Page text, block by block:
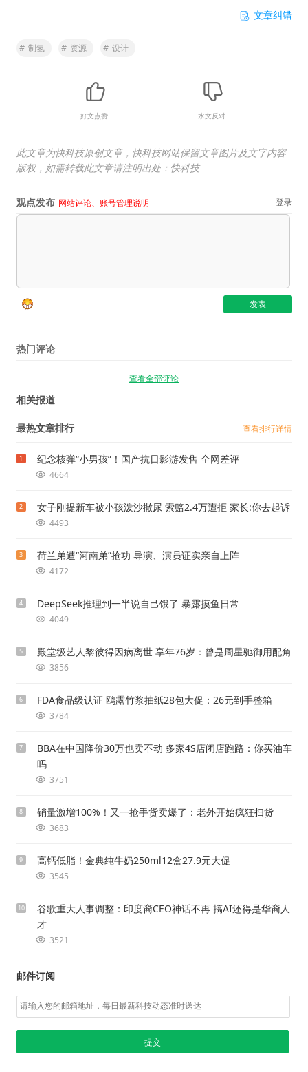
文章纠错
# 制氢 # 资源 # 设计
好文点赞 水文反对
此文章为快科技原创文章，快科技网站保留文章图片及文字内容
版权，如需转载此文章请注明出处：快科技
观点发布 网站评论、账号管理说明 登录
热门评论
查看全部评论
相关报道
最热文章排行 查看排行详情
1 纪念核弹“小男孩”！国产抗日影游发售 全网差评
4664
2 女子刚提新车被小孩泼沙撒尿 索赔2.4万遭拒 家长:你去起诉
4493
3 荷兰弟遭“河南弟”抢功 导演、演员证实亲自上阵
4172
4 DeepSeek推理到一半说自己饿了 暴露摸鱼日常
4049
5 殿堂级艺人黎彼得因病离世 享年76岁：曾是周星驰御用配角
3856
6 FDA食品级认证 鸥露竹浆抽纸28包大促：26元到手整箱
3784
7
BBA在中国降价30万也卖不动 多家4S店闭店跑路：你买油车
吗
3751
8 销量激增100%！又一抢手货卖爆了：老外开始疯狂扫货
3683
9 高钙低脂！金典纯牛奶250ml12盒27.9元大促
3545
10
谷歌重大人事调整：印度裔CEO神话不再 搞AI还得是华裔人
才
3521
邮件订阅